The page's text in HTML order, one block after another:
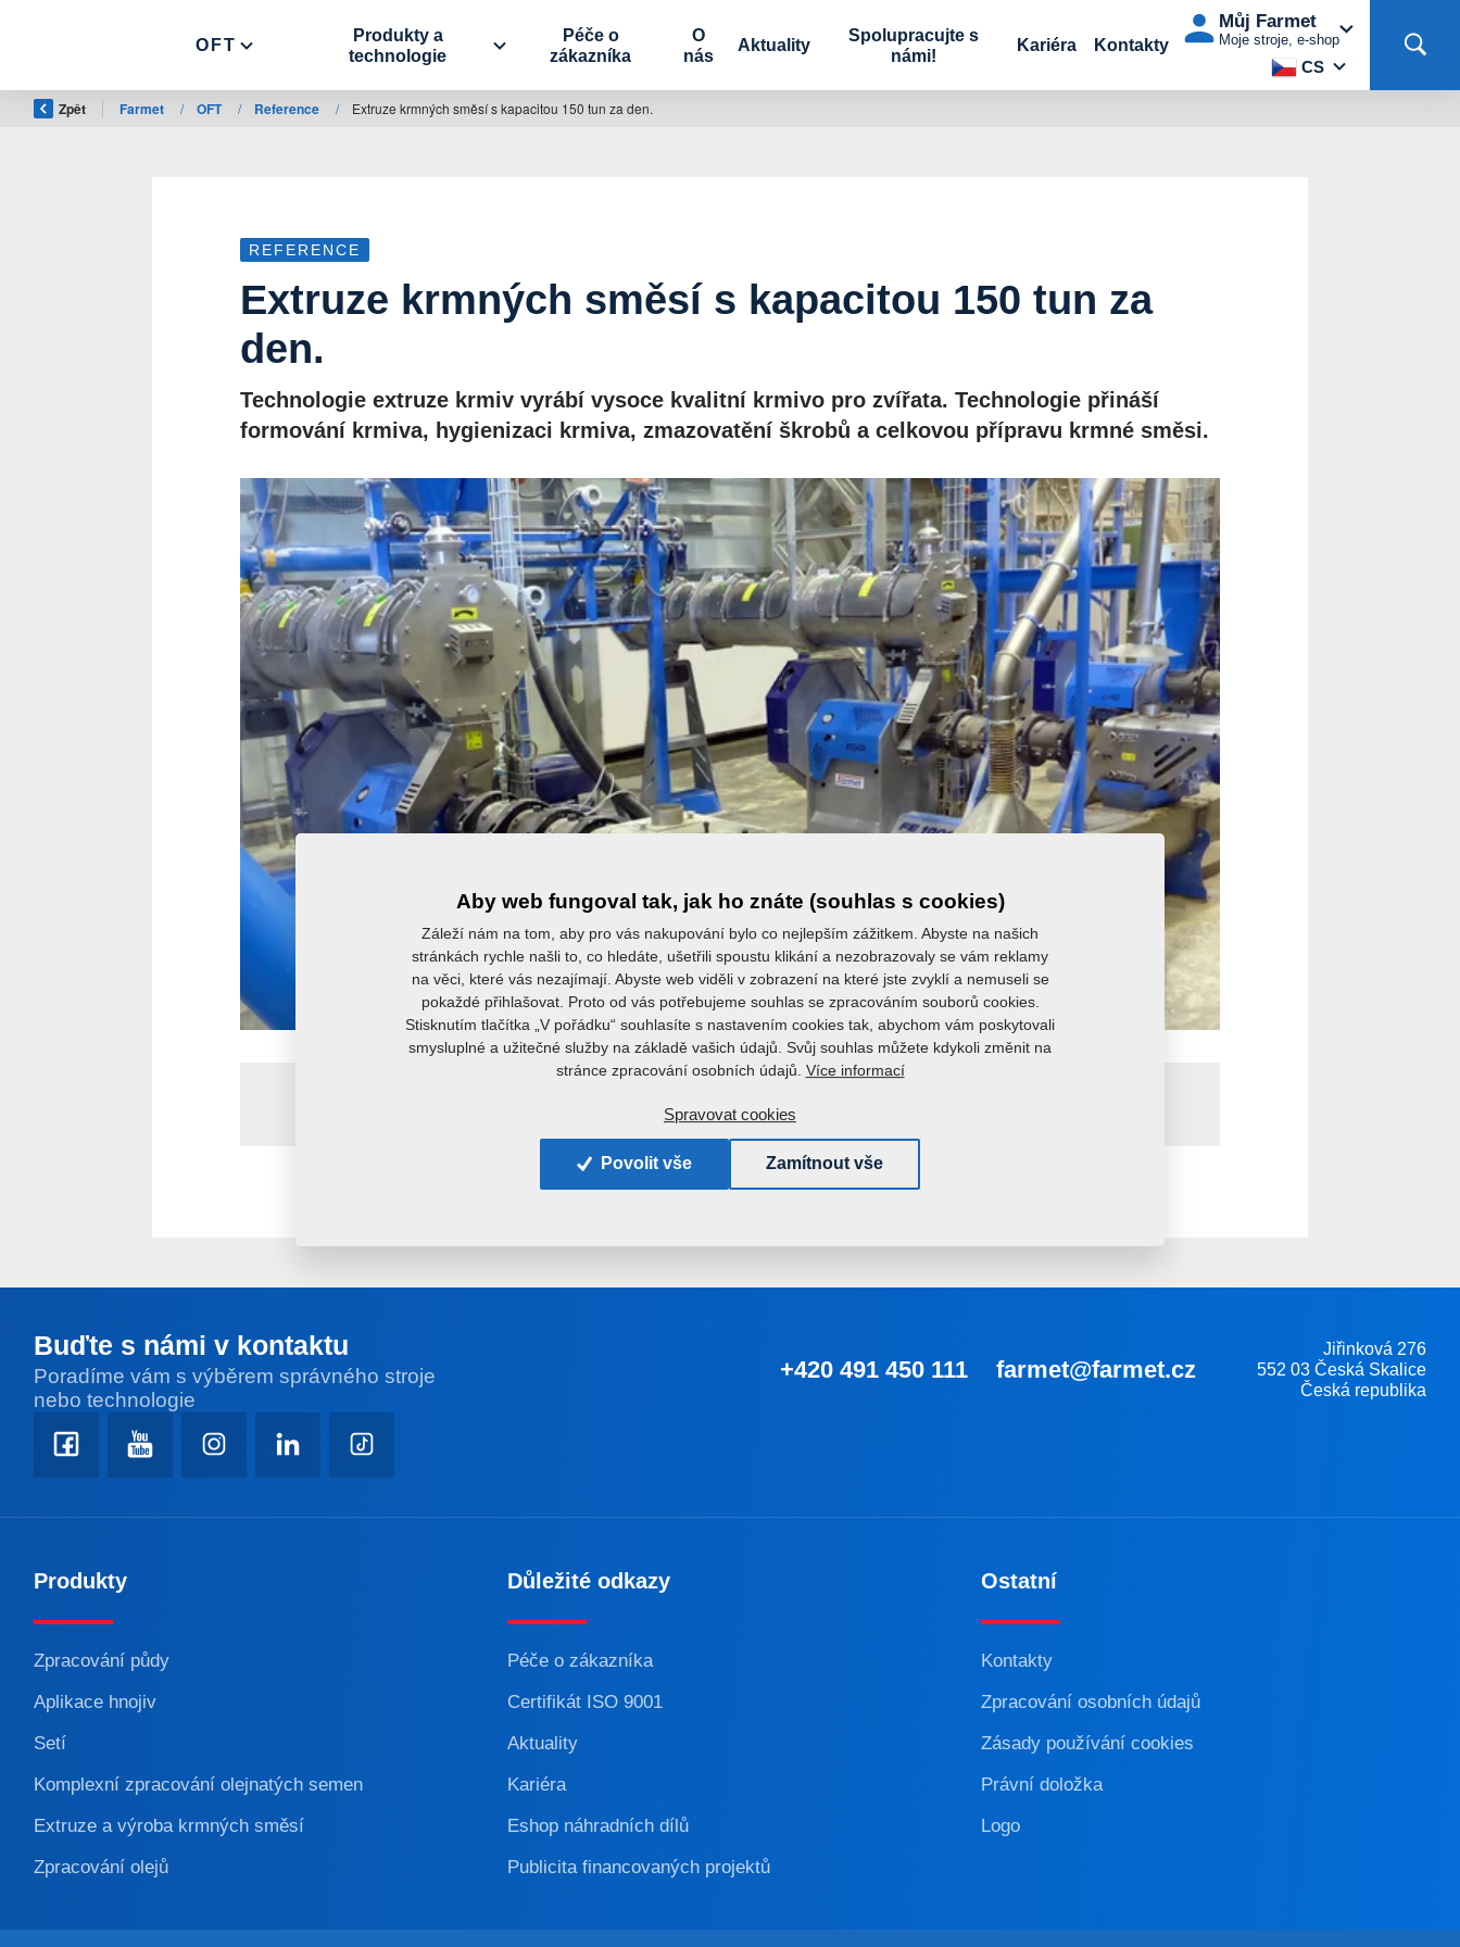
OFT
Produkty a
technologie
Péče o
zákazníka
O
nás
Aktuality
Spolupracujte s
námi!
Kariéra
Kontakty
CS
Můj Farmet
Moje stroje, e-shop
Zpět Farmet / OFT / Reference / Extruze krmných směsí s kapacitou 150 tun za den.
REFERENCE
Extruze krmných směsí s kapacitou 150 tun za
den.
Technologie extruze krmiv vyrábí vysoce kvalitní krmivo pro zvířata. Technologie přináší
formování krmiva, hygienizaci krmiva, zmazovatění škrobů a celkovou přípravu krmné směsi.
Máte nějaké dotazy? Kontaktujte nás.
Buďte s námi v kontaktu
Poradíme vám s výběrem správného stroje
nebo technologie
+420 491 450 111 farmet@farmet.cz
Jiřinková 276
552 03 Česká Skalice
Česká republika
Produkty
Zpracování půdy
Aplikace hnojiv
Setí
Komplexní zpracování olejnatých semen
Extruze a výroba krmných směsí
Zpracování olejů
Důležité odkazy
Péče o zákazníka
Certifikát ISO 9001
Aktuality
Kariéra
Eshop náhradních dílů
Publicita financovaných projektů
Ostatní
Kontakty
Zpracování osobních údajů
Zásady používání cookies
Právní doložka
Logo
Aby web fungoval tak, jak ho znáte (souhlas s cookies)
Záleží nám na tom, aby pro vás nakupování bylo co nejlepším zážitkem. Abyste na našich
stránkách rychle našli to, co hledáte, ušetřili spoustu klikání a nezobrazovaly se vám reklamy
na věci, které vás nezajímají. Abyste web viděli v zobrazení na které jste zvyklí a nemuseli se
pokaždé přihlašovat. Proto od vás potřebujeme souhlas se zpracováním souborů cookies.
Stisknutím tlačítka „V pořádku“ souhlasíte s nastavením cookies tak, abychom vám poskytovali
smysluplné a užitečné služby na základě vašich údajů. Svůj souhlas můžete kdykoli změnit na
stránce zpracování osobních údajů. Více informací
Spravovat cookies
Povolit vše Zamítnout vše